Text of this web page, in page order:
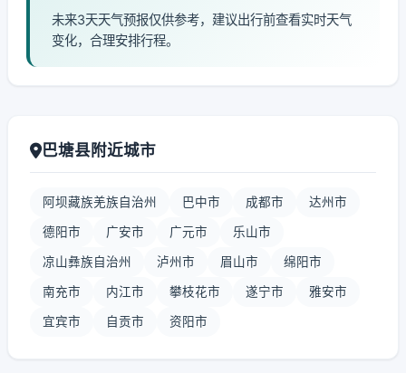
未来3天天气预报仅供参考，建议出行前查看实时天气
变化，合理安排行程。
巴塘县附近城市
阿坝藏族羌族自治州 巴中市 成都市 达州市
德阳市 广安市 广元市 乐山市
凉山彝族自治州 泸州市 眉山市 绵阳市
南充市 内江市 攀枝花市 遂宁市 雅安市
宜宾市 自贡市 资阳市